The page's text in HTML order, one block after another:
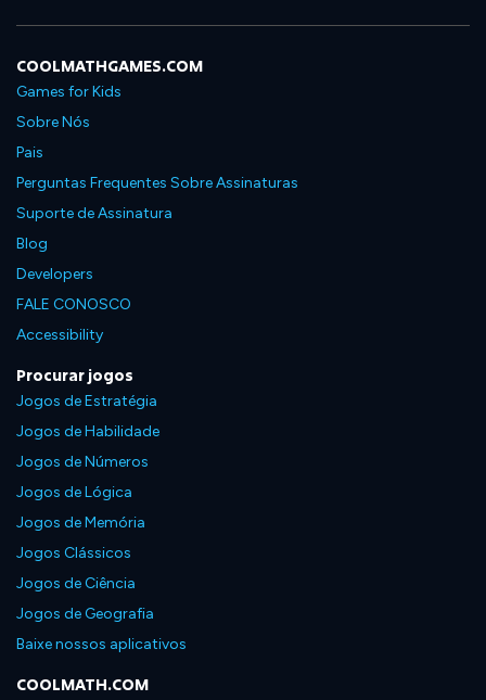
COOLMATHGAMES.COM
Games for Kids
Sobre Nós
Pais
Perguntas Frequentes Sobre Assinaturas
Suporte de Assinatura
Blog
Developers
FALE CONOSCO
Accessibility
Procurar jogos
Jogos de Estratégia
Jogos de Habilidade
Jogos de Números
Jogos de Lógica
Jogos de Memória
Jogos Clássicos
Jogos de Ciência
Jogos de Geografia
Baixe nossos aplicativos
COOLMATH.COM